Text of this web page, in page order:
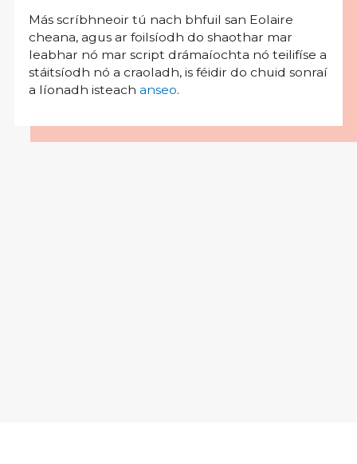
Más scríbhneoir tú nach bhfuil san Eolaire
cheana, agus ar foilsíodh do shaothar mar
leabhar nó mar script drámaíochta nó teilifíse a
stáitsíodh nó a craoladh, is féidir do chuid sonraí
a líonadh isteach anseo.